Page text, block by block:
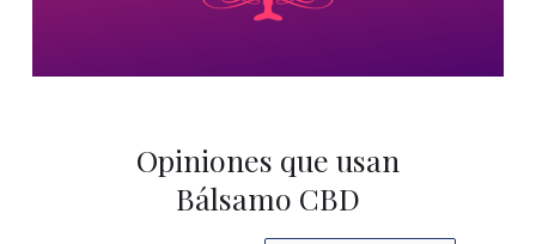
Opiniones que usan
Bálsamo CBD